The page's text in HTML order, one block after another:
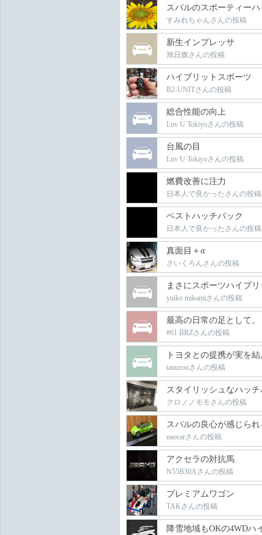
スバルのスポーティーハ
すみれちゃんさんの投稿
新生インプレッサ
旭日旗さんの投稿
ハイブリットスポーツ
B2-UNITさんの投稿
総合性能の向上
Luv U Tokiyoさんの投稿
台風の目
Luv U Tokiyoさんの投稿
燃費改善に注力
日本人で良かったさんの投稿
ベストハッチバック
日本人で良かったさんの投稿
真面目＋α
さいくろんさんの投稿
まさにスポーツハイブリ
yuiko mikamiさんの投稿
最高の日常の足として。
#61 BRZさんの投稿
トヨタとの提携が実を
tanuzouさんの投稿
スタイリッシュなハッチ
クロノノモモさんの投稿
スバルの良心が感じられ
naocarさんの投稿
アクセラの対抗馬
N55B30Aさんの投稿
プレミアムワゴン
TAKさんの投稿
降雪地域もOKの4WDハ